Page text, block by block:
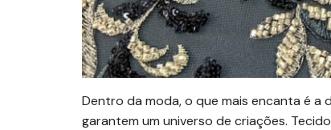
Dentro da moda, o que mais encanta é a
garantem um universo de criações.